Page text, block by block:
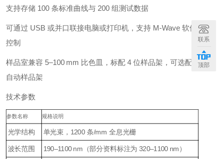
支持存储 100 条标准曲线与 200 组测试数据
可通过 USB 或并口联接电脑或打印机，支持 M‑Wave 软件联机
控制
样品室兼容 5–100 mm 比色皿，标配 4 位样品架，可选配 8 位或
自动样品架
技术参数
参数名称 规格说明
光学结构 单光束，1200 条/mm 全息光栅
波长范围 190–1100 nm（部分资料标注为 320–1100 nm）
联系
顶部